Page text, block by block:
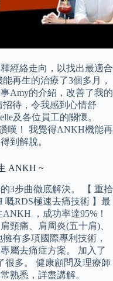
經絡走向，以找出最適合
再生的治療了3個多月，
Amy的介紹，改善了我的
待，令我感到心情舒
及各位員工的關懷。
嘆！ 我覺得ANKH機能再
到解脫。
ANKH ~
3步曲徹底解決。 【 重拾
RDS極速去痛技術 】最
，成功率達95%！
頸痛、肩周炎(五十肩)、
有多項國際專利技術，
屬去痛症方案。 加入了
很多。 健康顧問及理療師
熟悉，詳盡講解。